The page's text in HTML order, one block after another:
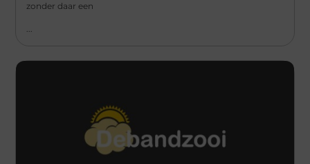
zonder daar een